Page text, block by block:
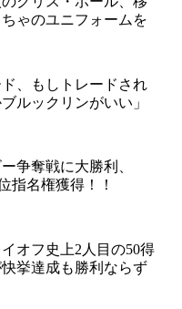
ゃのユニフォームを
、もしトレードされ
ルックリンがいい」
争奪戦に大勝利、
指名権獲得！！
オフ史上2人目の50得
挙達成も勝利ならず